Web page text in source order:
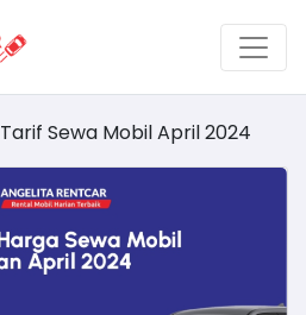
Tarif Sewa Mobil April 2024